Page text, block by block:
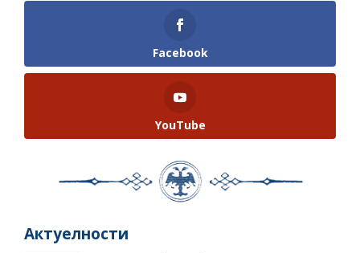
Facebook
YouTube
Актуелности